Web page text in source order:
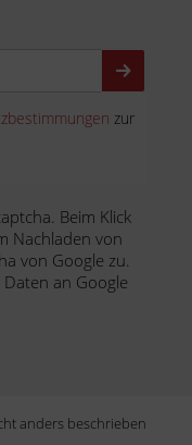
zur
Beim Klick
Nachladen von
von Google zu.
an Google
anders beschrieben